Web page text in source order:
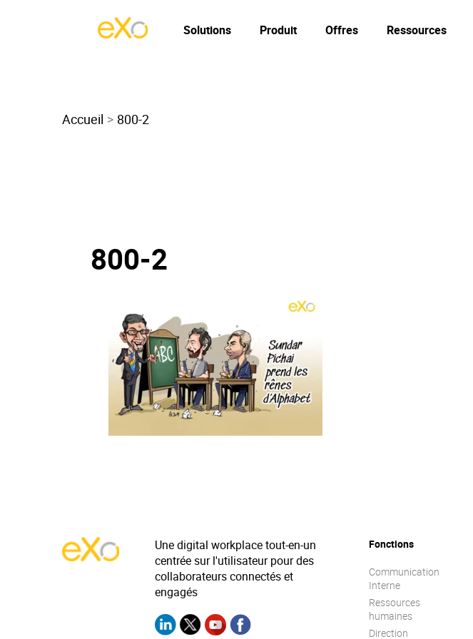
Solutions Produit Offres Ressources
Accueil 800-2
800-2
Une digital workplace tout-en-un
centrée sur l'utilisateur pour des
collaborateurs connectés et
engagés
Fonctions
Communication
Interne
Ressources
humaines
Direction